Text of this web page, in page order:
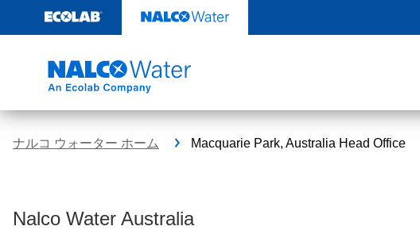
テ
る
ナルコ ウォーター ホーム Macquarie Park, Australia Head Office
Nalco Water Australia